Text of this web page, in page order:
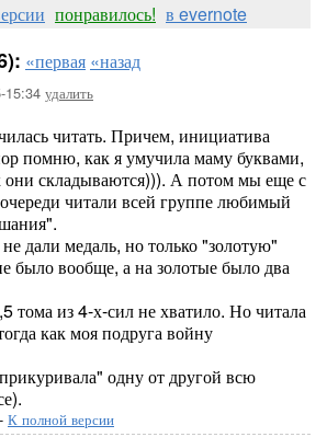
понравилось! в evernote
«первая «назад
15:34 удалить
читать. Причем, инициатива
помню, как я умучила маму буквами,
они складываются))). А потом мы еще с
читали всей группе любимый
дали медаль, но только "золотую"
было вообще, а на золотые было два
тома из 4-х-сил не хватило. Но читала
как моя подруга войну
одну от другой всю
- К полной версии